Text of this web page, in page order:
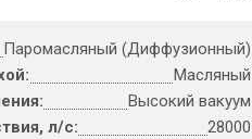
Паромасляный (Диффузионный)
Масляный
Высокий вакуум
л/с:
28000